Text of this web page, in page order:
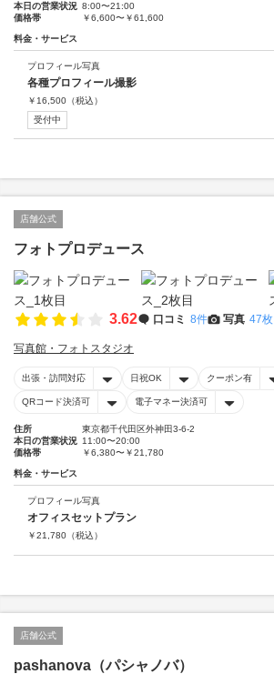
本日の営業状況 8:00〜21:00
価格帯
￥6,600〜￥61,600
料金・サービス
プロフィール写真
各種プロフィール撮影
￥ 16,500 （税込）
受付中
店舗公式
フォトプロデュース
3.62 口コミ 8件 写真 47枚
写真館・フォトスタジオ
出張・訪問対応 日祝OK クーポン有
QRコード決済可 電子マネー決済可
住所
東京都千代田区外神田3-6-2
本日の営業状況 11:00〜20:00
価格帯
￥6,380〜￥21,780
料金・サービス
プロフィール写真
オフィスセットプラン
￥21,780 （税込）
店舗公式
pashanova（パシャノバ）